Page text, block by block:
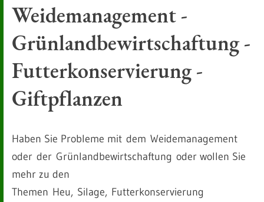
Weidemanagement -
Grünlandbewirtschaftung -
Futterkonservierung -
Giftpflanzen
Haben Sie Probleme mit dem Weidemanagement
oder der Grünlandbewirtschaftung oder wollen Sie
mehr zu den
Themen Heu, Silage, Futterkonservierung